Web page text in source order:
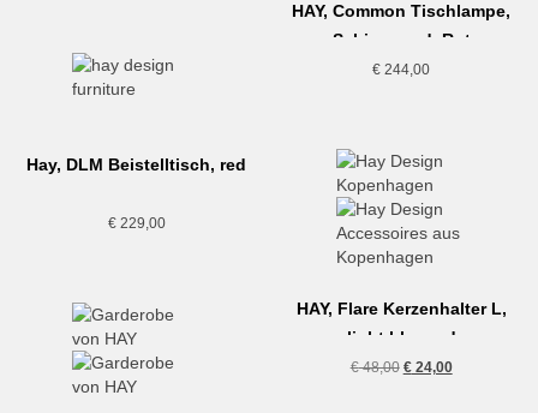
HAY, Common Tischlampe,
Schirm rund, Rot
€ 244,00
Hay, DLM Beistelltisch, red
€229,00
HAY, Flare Kerzenhalter L,
light blue red
€48,00 Ursprünglicher
€24,00Aktueller